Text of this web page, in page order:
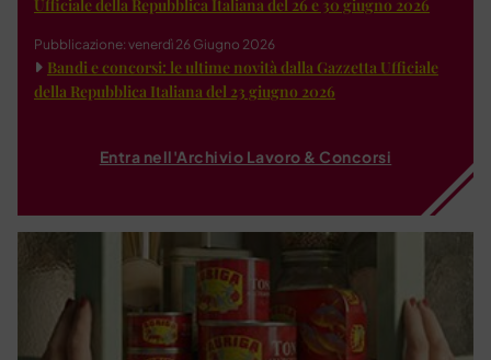
Ufficiale della Repubblica Italiana del 26 e 30 giugno 2026
Pubblicazione: venerdì 26 Giugno 2026
Bandi e concorsi: le ultime novità dalla Gazzetta Ufficiale
della Repubblica Italiana del 23 giugno 2026
Entra nell'Archivio Lavoro & Concorsi